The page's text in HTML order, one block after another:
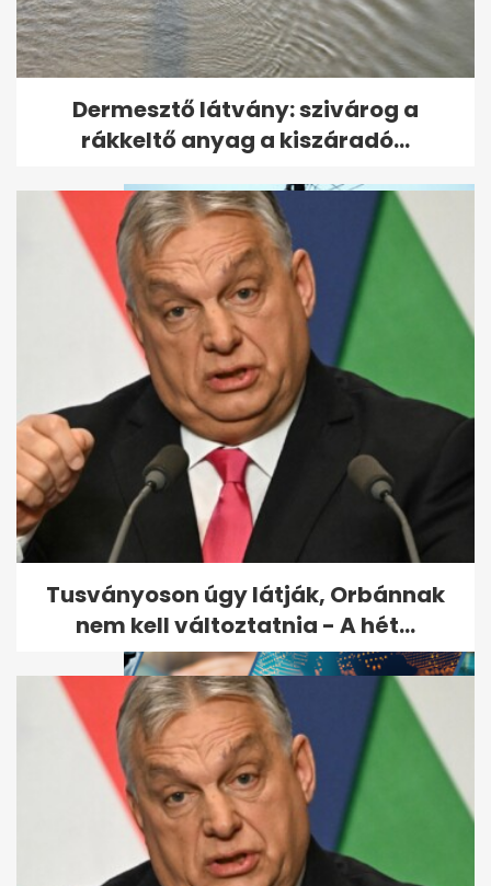
Fürdőszobából jelentkezett be
az ülésre a képviselő, árny...
Takarékosság stabilizálta a
hálózatot: elkerülte a...
Dermesztő látvány: szivárog a
rákkeltő anyag a kiszáradó...
Tusványoson úgy látják, Orbánnak
nem kell változtatnia - A hét...